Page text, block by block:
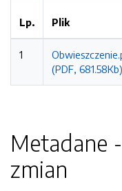
Lp. Plik
1
(PDF, 681.58Kb)
Metadane
zmian